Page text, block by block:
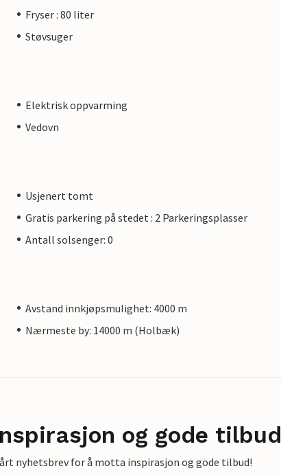
Fryser : 80 liter
Støvsuger
Elektrisk oppvarming
Vedovn
Usjenert tomt
Gratis parkering på stedet : 2 Parkeringsplasser
Antall solsenger: 0
Avstand innkjøpsmulighet: 4000 m
Nærmeste by: 14000 m (Holbæk)
og gode tilbud
nyhetsbrev for å motta inspirasjon og gode tilbud!